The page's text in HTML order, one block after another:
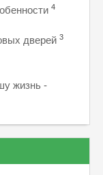
4
дверей 3
жизнь -